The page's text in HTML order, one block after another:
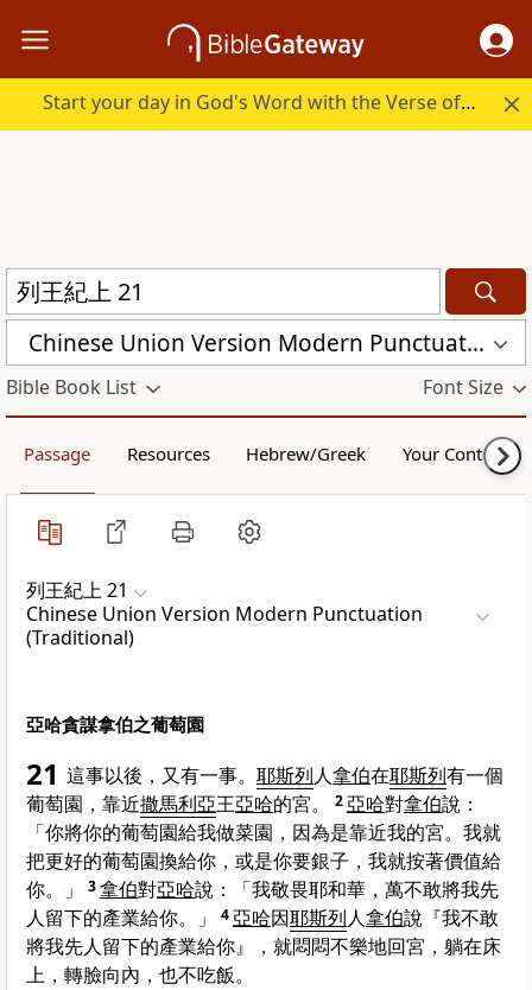
Start your day in God's Word with the Verse of the Day.
Chinese Union Version Modern Punctuation (Traditional) (CUVMPT)
Bible Book List Font Size
Passage Resources Hebrew/Greek Your Content
列王紀上 21
Chinese Union Version Modern Punctuation
(Traditional)
亞哈貪謀拿伯之葡萄園
21 這事以後，又有一事。 耶斯列人拿伯在耶斯列有一個
葡萄園，靠近撒馬利亞王亞哈的宮。 2亞哈對拿伯說：
「你將你的葡萄園給我做菜園，因為是靠近我的宮。我就
把更好的葡萄園換給你，或是你要銀子，我就按著價值給
你。」
3拿伯對亞哈說：「我敬畏耶和華，萬不敢將我先
人留下的產業給你。」
4亞哈因耶斯列人拿伯說『我不敢
將我先人留下的產業給你』，就悶悶不樂地回宮，躺在床
上，轉臉向內，也不吃飯。